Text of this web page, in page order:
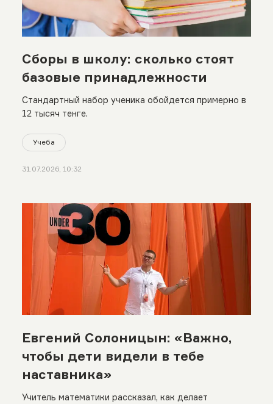
Сборы в школу: сколько стоят
базовые принадлежности
Стандартный набор ученика обойдется примерно в
12 тысяч тенге.
Учеба
31.07.2026, 10:32
Евгений Солоницын: «Важно,
чтобы дети видели в тебе
наставника»
Учитель математики рассказал, как делает